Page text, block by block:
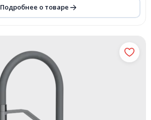
Подробнее о товаре